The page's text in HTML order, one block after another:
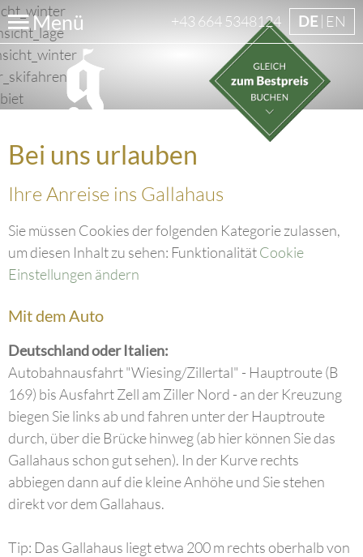
Menü +43 664 5348124 DE EN
Bei uns urlauben
Ihre Anreise ins Gallahaus
Sie müssen Cookies der folgenden Kategorie zulassen,
um diesen Inhalt zu sehen: FunktionalitätCookie
Einstellungen ändern
Mit dem Auto
Deutschland oder Italien:
Autobahnausfahrt "Wiesing/Zillertal" - Hauptroute (B
169) bis Ausfahrt Zell am Ziller Nord - an der Kreuzung
biegen Sie links ab und fahren unter der Hauptroute
durch, über die Brücke hinweg (ab hier können Sie das
Gallahaus schon gut sehen). In der Kurve rechts
abbiegen dann auf die kleine Anhöhe und Sie stehen
direkt vor dem Gallahaus.
Tip: Das Gallahaus liegt etwa 200 m rechts oberhalb von